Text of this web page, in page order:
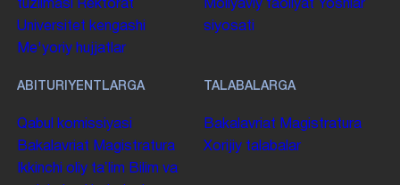
tuzilmasi Rektorat
Universitet kengashi
Me'yoriy hujjatlar
Moliyaviy faoliyat Yoshlar
siyosati
ABITURIYENTLARGA
Qabul komissiyasi
Bakalavriat Magistratura
Ikkinchi oliy taʼlim Bilim va
TALABALARGA
Bakalavriat Magistratura
Xorijiy talabalar